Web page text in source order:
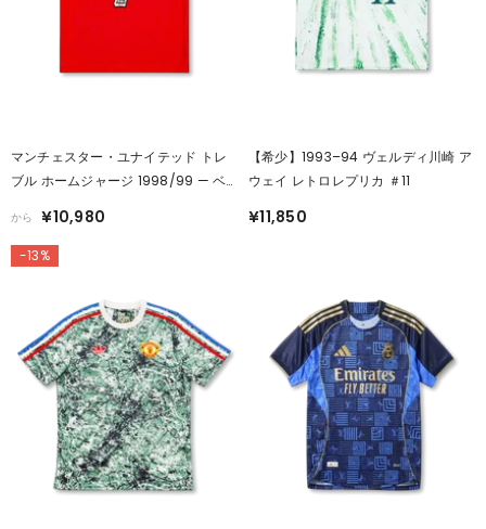
マンチェスター・ユナイテッド トレ
ブル ホームジャージ 1998/99 — ベ
から ¥10,980
【希少】1993–94 ヴェルディ川崎 ア
ウェイ レトロレプリカ ＃11
¥11,850
-13%